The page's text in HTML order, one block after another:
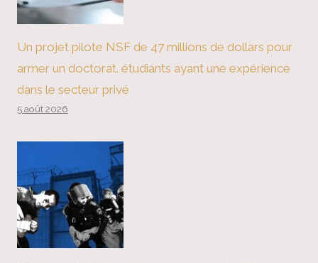
Un projet pilote NSF de 47 millions de dollars pour
armer un doctorat. étudiants ayant une expérience
dans le secteur privé
5 août 2026